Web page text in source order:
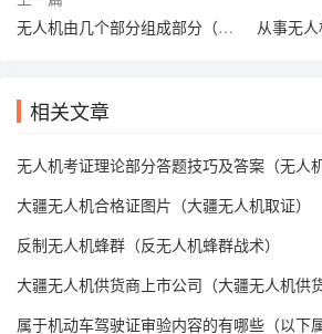
无人机由几个部分组成部分（无人机有几个部分）
相关文章
大疆无人机合格证图片（大疆无人机取证）
反制无人机蜂群（反无人机蜂群战术）